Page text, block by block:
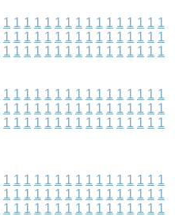
1 1 1 1 1 1 1 1 1 1 1 1 1 1 1 1
1 1 1 1 1 1 1 1 1 1 1 1 1 1 1 1
1 1 1 1 1 1 1 1 1 1 1 1 1 1 1 1
1 1 1 1 1 1 1 1 1 1 1 1 1 1 1 1
1 1 1 1 1 1 1 1 1 1 1 1 1 1 1 1
1 1 1 1 1 1 1 1 1 1 1 1 1 1 1 1
1 1 1 1 1 1 1 1 1 1 1 1 1 1 1 1
1 1 1 1 1 1 1 1 1 1 1 1 1 1 1 1
1 1 1 1 1 1 1 1 1 1 1 1 1 1 1 1